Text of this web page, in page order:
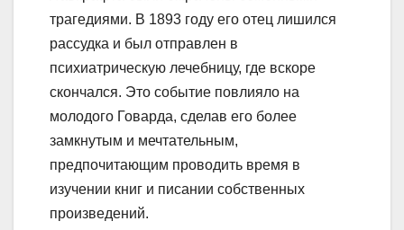
трагедиями. В 1893 году его отец лишился
рассудка и был отправлен в
психиатрическую лечебницу, где вскоре
скончался. Это событие повлияло на
молодого Говарда, сделав его более
замкнутым и мечтательным,
предпочитающим проводить время в
изучении книг и писании собственных
произведений.